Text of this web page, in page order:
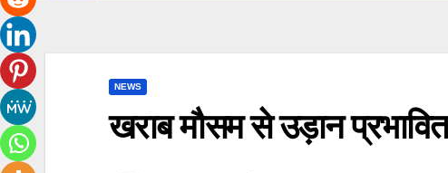
NEWS
खराब मौसम से उड़ान प्रभावित